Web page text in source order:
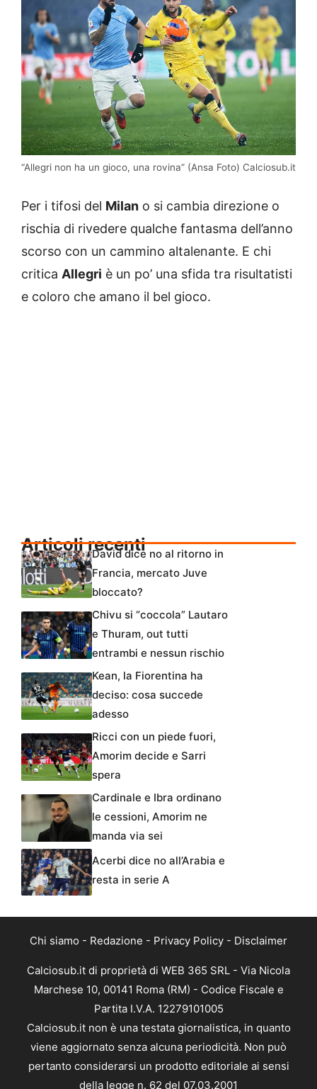
“Allegri non ha un gioco, una rovina” (Ansa Foto) Calciosub.it
Per i tifosi del Milan o si cambia direzione o
rischia di rivedere qualche fantasma dell’anno
scorso con un cammino altalenante. E chi
critica Allegri è un po’ una sfida tra risultatisti
e coloro che amano il bel gioco.
Articoli recentiDavid dice no al ritorno in
Francia, mercato Juve
bloccato?
Chivu si “coccola” Lautaro
e Thuram, out tutti
entrambi e nessun rischio
Kean, la Fiorentina ha
deciso: cosa succede
adesso
Ricci con un piede fuori,
Amorim decide e Sarri
spera
Cardinale e Ibra ordinano
le cessioni, Amorim ne
manda via sei
Acerbi dice no all’Arabia e
resta in serie A
Chi siamo - Redazione - Privacy Policy - Disclaimer
Calciosub.it di proprietà di WEB 365 SRL - Via Nicola
Marchese 10, 00141 Roma (RM) - Codice Fiscale e
Partita I.V.A. 12279101005
Calciosub.it non è una testata giornalistica, in quanto
viene aggiornato senza alcuna periodicità. Non può
pertanto considerarsi un prodotto editoriale ai sensi
della legge n. 62 del 07.03.2001